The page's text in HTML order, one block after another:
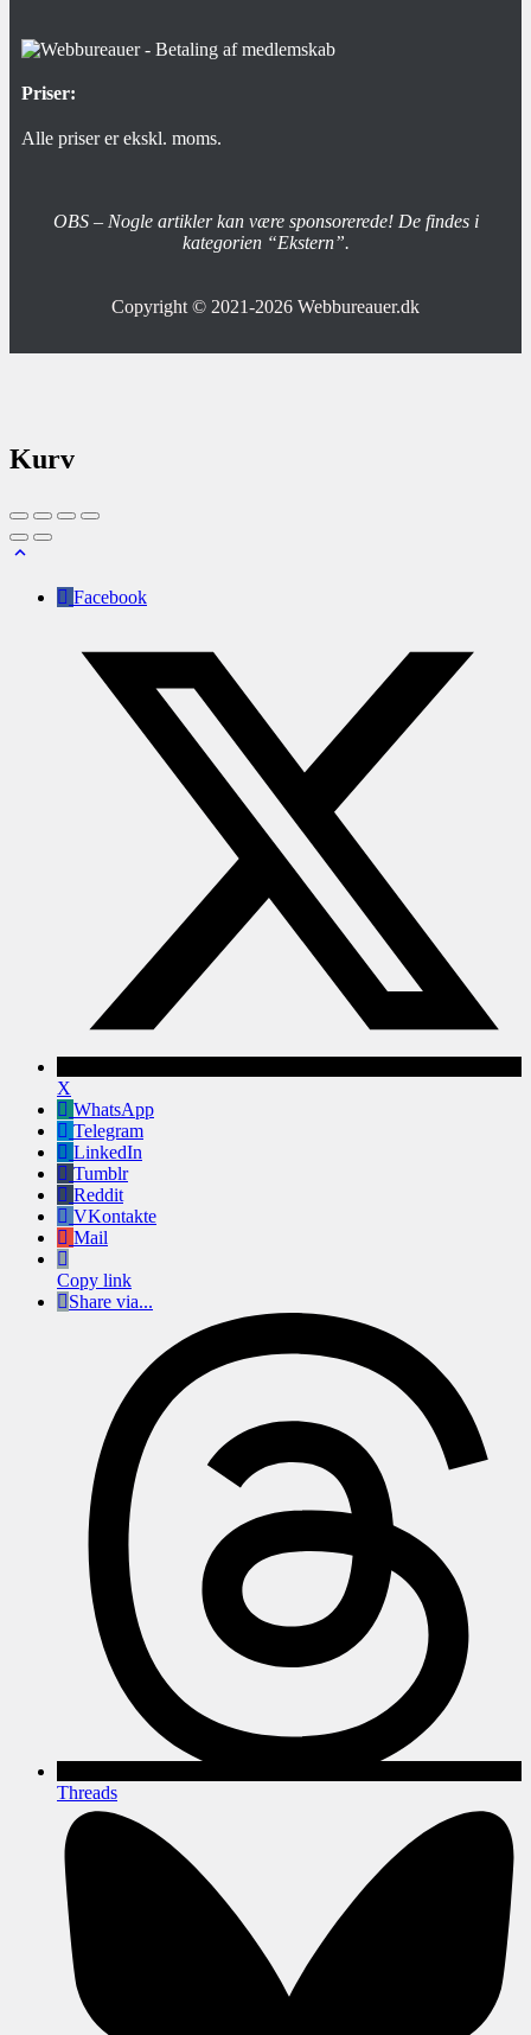
Priser:
Alle priser er ekskl. moms.
OBS – Nogle artikler kan være sponsorerede! De findes i
kategorien “Ekstern”.
Copyright © 2021-2026 Webbureauer.dk
Kurv
Facebook
X
WhatsApp
Telegram
LinkedIn
Tumblr
Reddit
VKontakte
Mail
Copy link
Share via...
Threads